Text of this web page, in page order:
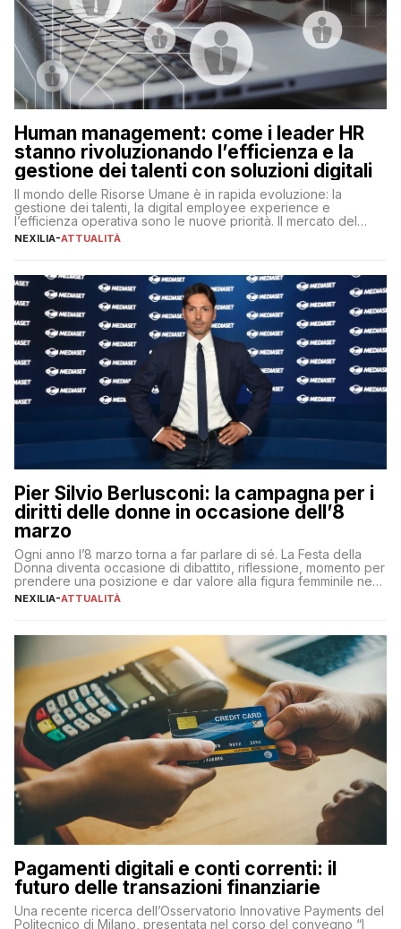
Human management: come i leader HR
stanno rivoluzionando l’efficienza e la
gestione dei talenti con soluzioni digitali
Il mondo delle Risorse Umane è in rapida evoluzione: la
gestione dei talenti, la digital employee experience e
l’efficienza operativa sono le nuove priorità. Il mercato del
lavoro, d’altra parte, è sempre più competitivo con una lotta
NEXILIA-ATTUALITÀ
Pier Silvio Berlusconi: la campagna per i
diritti delle donne in occasione dell’8
marzo
Ogni anno l’8 marzo torna a far parlare di sé. La Festa della
Donna diventa occasione di dibattito, riflessione, momento per
prendere una posizione e dar valore alla figura femminile nella
sua complessità e crucialità. A lanciare un messaggio “forte e
NEXILIA-ATTUALITÀ
Pagamenti digitali e conti correnti: il
futuro delle transazioni finanziarie
Una recente ricerca dell’Osservatorio Innovative Payments del
Politecnico di Milano, presentata nel corso del convegno “I